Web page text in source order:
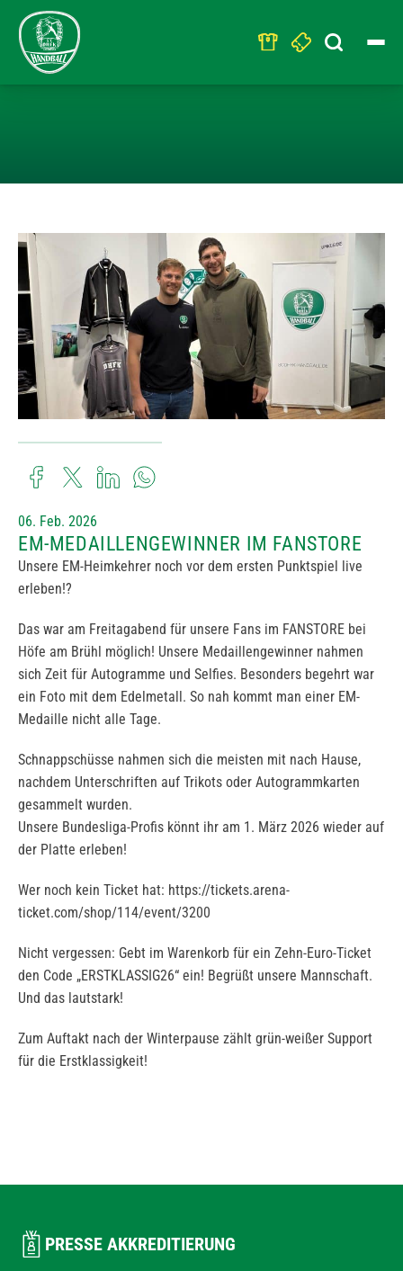
Search
for:
06. Feb. 2026
EM-MEDAILLENGEWINNER IM FANSTORE
Unsere EM-Heimkehrer noch vor dem ersten Punktspiel live
erleben!?
Das war am Freitagabend für unsere Fans im FANSTORE bei
Höfe am Brühl möglich! Unsere Medaillengewinner nahmen
sich Zeit für Autogramme und Selfies. Besonders begehrt war
ein Foto mit dem Edelmetall. So nah kommt man einer EM-
Medaille nicht alle Tage.
Schnappschüsse nahmen sich die meisten mit nach Hause,
nachdem Unterschriften auf Trikots oder Autogrammkarten
gesammelt wurden.
Unsere Bundesliga-Profis könnt ihr am 1. März 2026 wieder auf
der Platte erleben!
Wer noch kein Ticket hat: https://tickets.arena-
ticket.com/shop/114/event/3200
Nicht vergessen: Gebt im Warenkorb für ein Zehn-Euro-Ticket
den Code „ERSTKLASSIG26“ ein! Begrüßt unsere Mannschaft.
Und das lautstark!
Zum Auftakt nach der Winterpause zählt grün-weißer Support
für die Erstklassigkeit!
PRESSE AKKREDITIERUNG